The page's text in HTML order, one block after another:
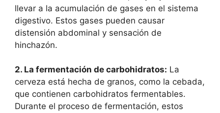
llevar a la acumulación de gases en el sistema
digestivo. Estos gases pueden causar
distensión abdominal y sensación de
hinchazón.
2. La fermentación de carbohidratos: La
cerveza está hecha de granos, como la cebada,
que contienen carbohidratos fermentables.
Durante el proceso de fermentación, estos